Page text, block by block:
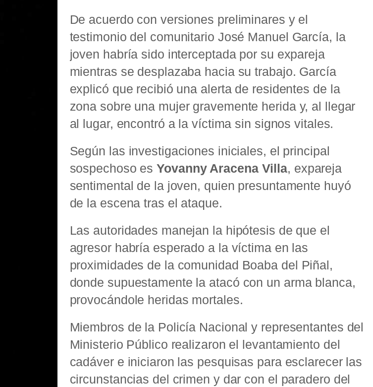
De acuerdo con versiones preliminares y el
testimonio del comunitario José Manuel García, la
joven habría sido interceptada por su expareja
mientras se desplazaba hacia su trabajo. García
explicó que recibió una alerta de residentes de la
zona sobre una mujer gravemente herida y, al llegar
al lugar, encontró a la víctima sin signos vitales.
Según las investigaciones iniciales, el principal
sospechoso esYovanny Aracena Villa, expareja
sentimental de la joven, quien presuntamente huyó
de la escena tras el ataque.
Las autoridades manejan la hipótesis de que el
agresor habría esperado a la víctima en las
proximidades de la comunidad Boaba del Piñal,
donde supuestamente la atacó con un arma blanca,
provocándole heridas mortales.
Miembros de la Policía Nacional y representantes del
Ministerio Público realizaron el levantamiento del
cadáver e iniciaron las pesquisas para esclarecer las
circunstancias del crimen y dar con el paradero del